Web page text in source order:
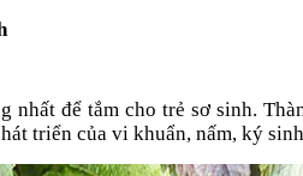
nhất để tắm cho trẻ sơ sinh.
triển của vi khuẩn, nấm, ký